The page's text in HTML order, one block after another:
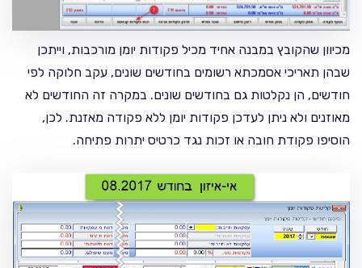
מכיוון שהקובץ במבנה אחיד מכיל פקודות יומן מורכבות, וייתכן
שבהן תאריכי אסמכתא רשומים בחודשים שונים, עקב חלוקה לפי
חודשים, הן נקלטות גם בחודשים שונים. במקרה זה החודשים לא
מאוזנים ולא ניתן לעדכן פקודות יומן ללא פקודה מאזנת. לכן,
הוסיפו פקודת חובה או זכות נגד כרטיס יתרות פתיחה.